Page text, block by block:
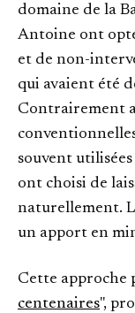
domaine de la
Antoine ont
et de non-
qui avaient été
Contrairement
souvent
ont choisi de
naturellement.
un apport en
Cette approche
centenaires",